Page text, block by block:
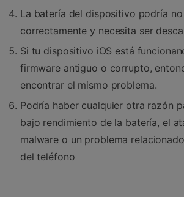
La batería del dispositivo podría
correctamente y necesita ser
Si tu dispositivo iOS está
firmware antiguo o corrupto,
encontrar el mismo problema.
Podría haber cualquier otra razón
bajo rendimiento de la batería, el
malware o un problema
del teléfono